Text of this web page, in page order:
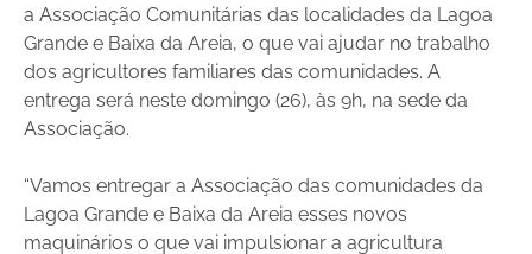
a Associação Comunitárias das localidades da Lagoa
Grande e Baixa da Areia, o que vai ajudar no trabalho
dos agricultores familiares das comunidades. A
entrega será neste domingo (26), às 9h, na sede da
Associação.
“Vamos entregar a Associação das comunidades da
Lagoa Grande e Baixa da Areia esses novos
maquinários o que vai impulsionar a agricultura